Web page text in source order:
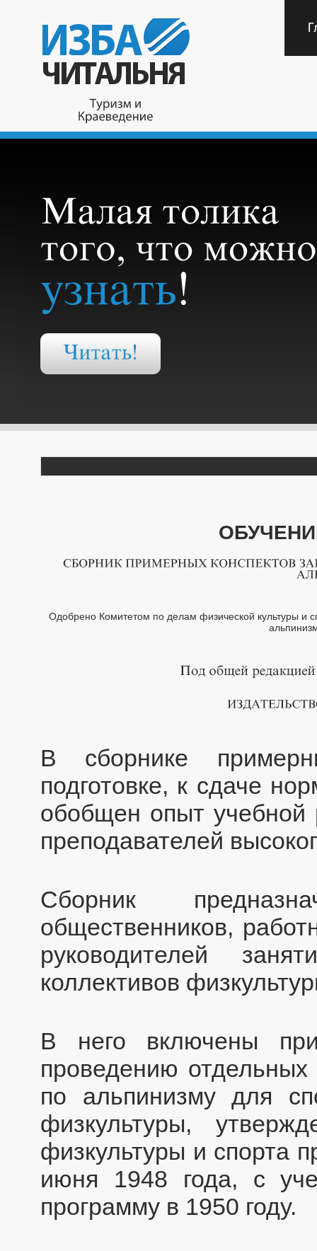
Одобрено Комитетом по делам физической культуры и
В сборнике
подготовке, к сдаче
обобщен опыт учебной
преподавателей
Сборник
общественников,
руководителей
коллективов
В него включены
проведению
по альпинизму для
физкультуры,
физкультуры и спорта
июня 1948 года, с
программу в 1950 году.